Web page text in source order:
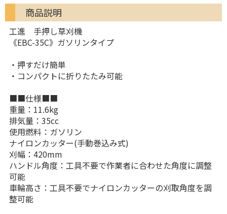
商品説明
工進 手押し草刈機
《EBC-35C》ガソリンタイプ
・押すだけ簡単
・コンパクトに折りたたみ可能
■■仕様■■
重量：11.6kg
排気量：35cc
使用燃料：ガソリン
ナイロンカッター(手動巻込み式)
刈幅：420mm
ハンドル角度：工具不要で作業者に合わせた角度に調整
可能
車輪高さ：工具不要でナイロンカッターの刈取角度を調
整可能